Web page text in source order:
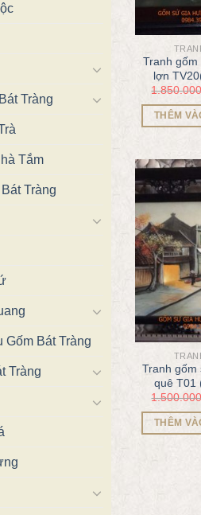
Tràng
Tắm
Tràng
Bát Tràng
Tràng
Tranh
lợn
THÊM
Tranh gốm
quê T01
THÊM